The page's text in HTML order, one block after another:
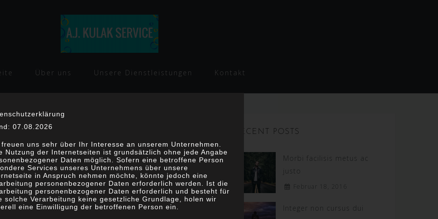
Über uns Unsere Dienstleistungen Kontakt
RECENT POSTS
Morbi facilisis metus ac
justo
Februar 18, 2016
Integer non cursus dui
07.08.2026
uns sehr über Ihr Interesse an unserem Unternehmen.
Nutzung der Internetseiten ist grundsätzlich ohne jede Angabe
Daten möglich. Sofern eine betroffene Person
Services unseres Unternehmens über unsere
in Anspruch nehmen möchte, könnte jedoch eine
personenbezogener Daten erforderlich werden. Ist die
personenbezogener Daten erforderlich und besteht für
solche Verarbeitung keine gesetzliche Grundlage, holen wir
eine Einwilligung der betroffenen Person ein.